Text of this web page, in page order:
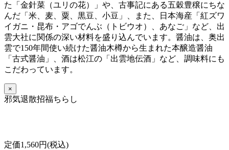
た「金針菜（ユリの花）」や、古事記にある五穀豊穣にちな
んだ「米、麦、粟、黒豆、小豆」、また、日本海産「紅ズワ
イガニ・昆布・アゴでんぶ（トビウオ）、あなご」など、出
雲大社に関係の深い材料を盛り込んでいます。醤油は、奥出
雲で150年間使い続けた醤油木樽から生まれた本醸造醤油
「古式醤油」、酒は松江の「出雲地伝酒」など、調味料にも
こだわっています。
×
邪気退散招福ちらし
定価1,560円(税込)